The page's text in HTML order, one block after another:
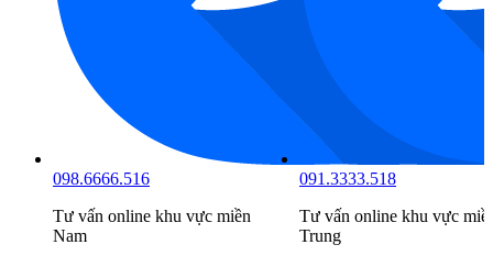
098.6666.516
Tư vấn online khu vực miền
Nam
091.3333.518
Tư vấn online khu vực
Trung